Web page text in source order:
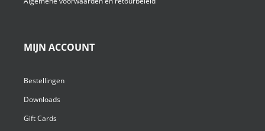
MIJN ACCOUNT
Bestellingen
Downloads
Gift Cards